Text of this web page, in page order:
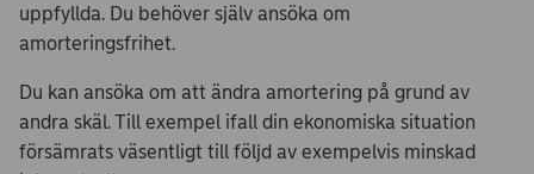
uppfyllda. Du behöver själv ansöka om
amorteringsfrihet.
Du kan ansöka om att ändra amortering på grund av
andra skäl. Till exempel ifall din ekonomiska situation
försämrats väsentligt till följd av exempelvis minskad